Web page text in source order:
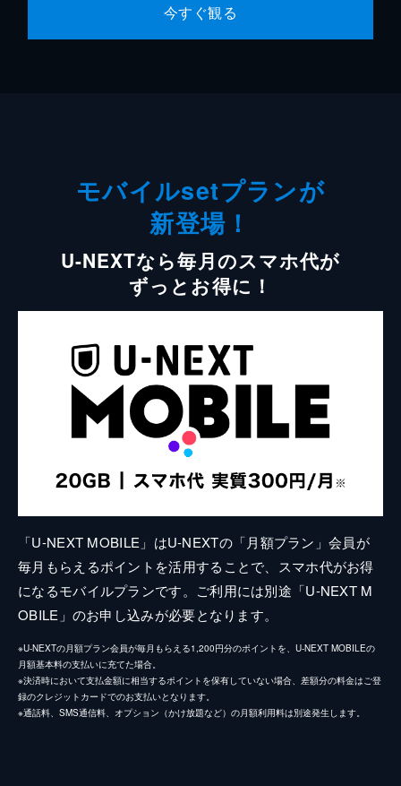
今すぐ観る
モバイルsetプランが
新登場！
U-NEXTなら毎月のスマホ代が
ずっとお得に！
「U-NEXT MOBILE」はU-NEXTの「月額プラン」会員が
毎月もらえるポイントを活用することで、スマホ代がお得
になるモバイルプランです。ご利用には別途「U-NEXT M
OBILE」のお申し込みが必要となります。
※U-NEXTの月額プラン会員が毎月もらえる1,200円分のポイントを、U-NEXT MOBILEの
月額基本料の支払いに充てた場合。
※決済時において支払金額に相当するポイントを保有していない場合、差額分の料金はご登
録のクレジットカードでのお支払いとなります。
※通話料、SMS通信料、オプション（かけ放題など）の月額利用料は別途発生します。